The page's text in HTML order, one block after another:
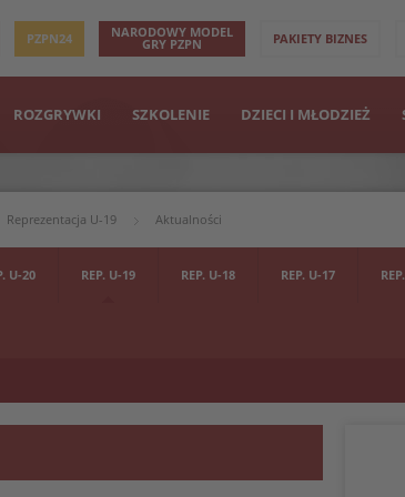
PZPN24 NARODOWY MODEL
GRY PZPN PAKIETY BIZNES
ROZGRYWKI SZKOLENIE DZIECI I MŁODZIEŻ
Reprezentacja U-19 Aktualności
U-20 REP. U-19 REP. U-18 REP. U-17